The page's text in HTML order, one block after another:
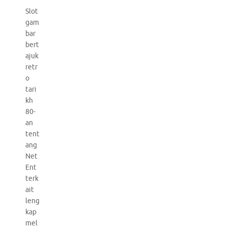
Slot
gam
bar
bert
ajuk
retr
o
tari
kh
80-
an
tent
ang
Net
Ent
terk
ait
leng
kap
mel